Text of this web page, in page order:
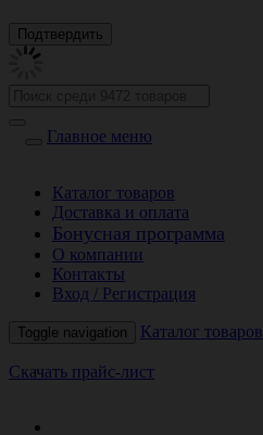
Главное меню
Каталог товаров
Доставка и оплата
Бонусная программа
О компании
Контакты
Вход / Регистрация
Toggle navigation Каталог товаров
Скачать прайс-лист